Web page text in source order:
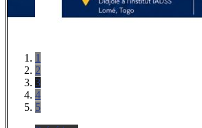
1
2
3
4
5